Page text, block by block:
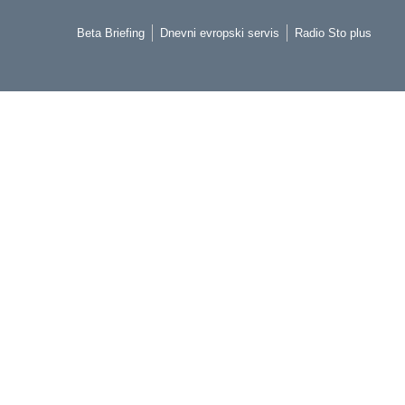
Beta Briefing Dnevni evropski servis Radio Sto plus